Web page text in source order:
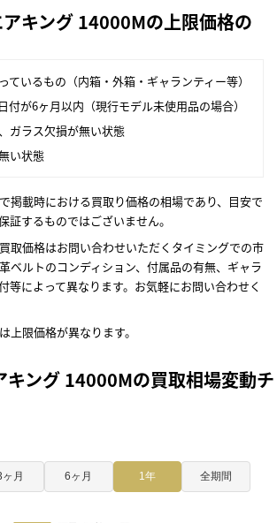
キング 14000Mの上限価格の
ているもの（内箱・外箱・ギャランティー等）
付が6ヶ月以内（現行モデル未使用品の場合）
ガラス欠損が無い状態
い状態
掲載時における買取り価格の相場であり、目安で
証するものではございません。
取価格はお問い合わせいただくタイミングでの市
ベルトのコンディション、付属品の有無、ギャラ
等によって異なります。お気軽にお問い合わせく
上限価格が異なります。
キング 14000Mの買取相場変動チ
ヶ月 6ヶ月 1年 全期間